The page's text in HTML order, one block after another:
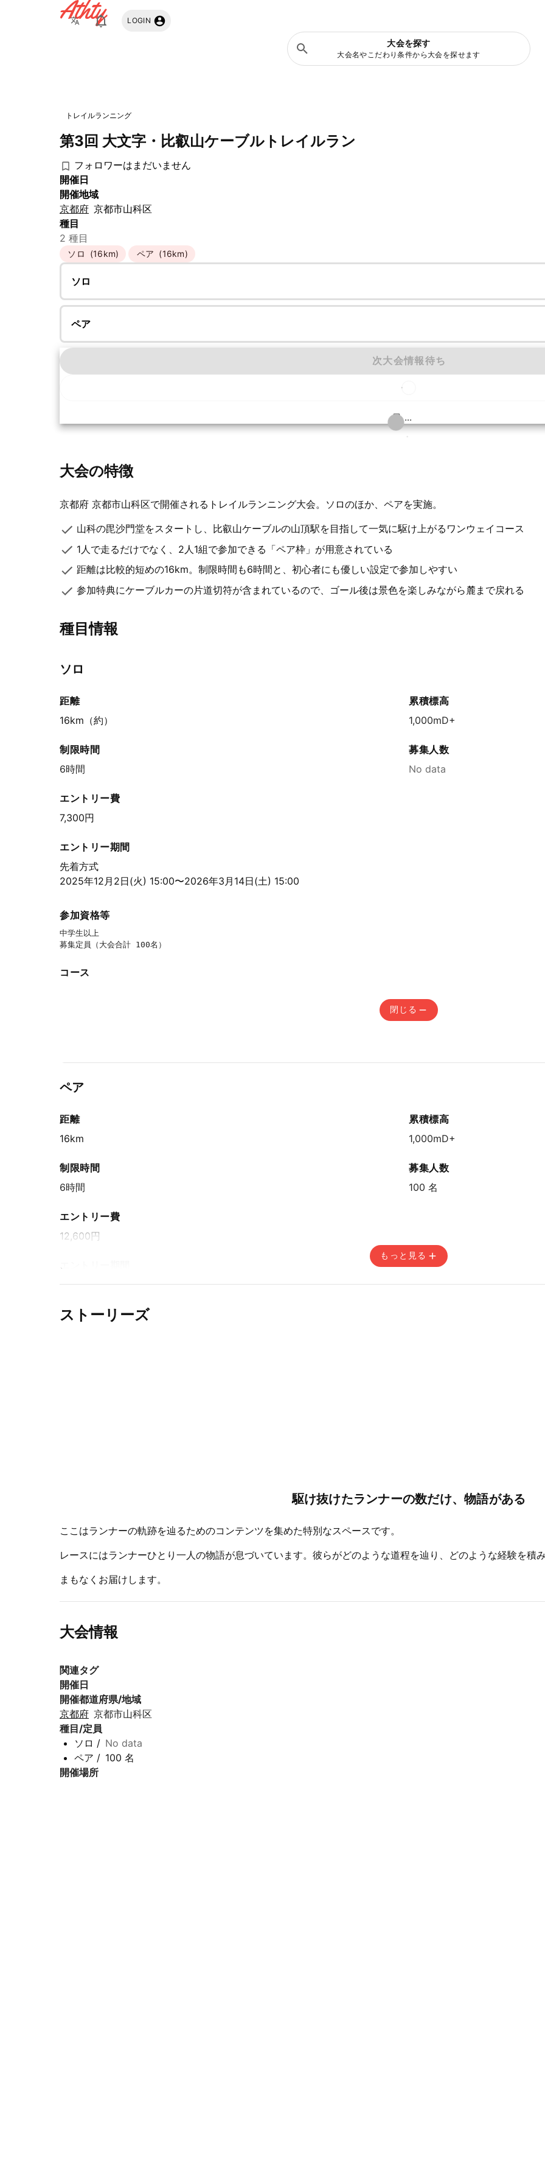
Athty LOGIN
大会を探す
大会名やこだわり条件から大会を探せます
トレイルランニング
第3回 大文字・比叡山ケーブルトレイルラン
フォロワーはまだいません
開催日
開催地域
京都府 京都市山科区
種目
2 種目
ソロ (16km) ペア (16km)
ソロ
ペア
次大会情報待ち
...
もっと見る
大会の特徴
京都府 京都市山科区で開催されるトレイルランニング大会。ソロのほか、ペアを実施。
山科の毘沙門堂をスタートし、比叡山ケーブルの山頂駅を目指して一気に駆け上がるワンウェイコース
1人で走るだけでなく、2人1組で参加できる「ペア枠」が用意されている
距離は比較的短めの16km。制限時間も6時間と、初心者にも優しい設定で参加しやすい
参加特典にケーブルカーの片道切符が含まれているので、ゴール後は景色を楽しみながら麓まで戻れる
種目情報
ソロ
距離
16km （約）
累積標高
1,000mD+
制限時間
6時間
募集人数
No data
エントリー費
7,300円
エントリー期間
先着方式
2025年12月2日(火) 15:00〜2026年3月14日(土) 15:00
参加資格等
中学生以上
募集定員（大会合計 100名）
コース
閉じる
ペア
距離
16km
累積標高
1,000mD+
制限時間
6時間
募集人数
100 名
エントリー費
12,600円
エントリー期間
先着方式
もっと見る
ストーリーズ
駆け抜けたランナーの数だけ、物語がある
ここはランナーの軌跡を辿るためのコンテンツを集めた特別なスペースです。
レースにはランナーひとり一人の物語が息づいています。彼らがどのような道程を辿り、どのような経験を積み
まもなくお届けします。
大会情報
関連タグ
開催日
開催都道府県/地域
京都府 京都市山科区
種目/定員
ソロ / No data
ペア / 100 名
開催場所